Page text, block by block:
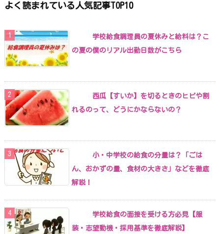
よく読まれている人気記事TOP10
学校給食調理員の夏休みと給料は？こ
の夏の僕のリアル出勤日数がこちら
西瓜【すいか】を切るときのヒビや割
れるのって、どうにかならないの？
小・中学校の給食の分量は？「ごは
ん、おかずの量、食材の大きさ」などを徹底
解説！
学校給食の面接を受ける方必見【服
装・志望動機・採用基準を徹底解説】